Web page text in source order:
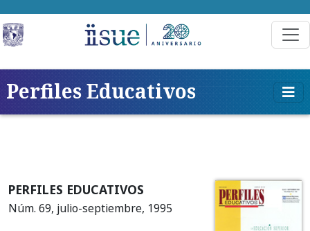
Perfiles Educativos
PERFILES EDUCATIVOS
Núm. 69, julio-septiembre, 1995